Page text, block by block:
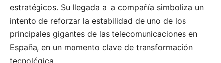
estratégicos. Su llegada a la compañía simboliza un
intento de reforzar la estabilidad de uno de los
principales gigantes de las telecomunicaciones en
España, en un momento clave de transformación
tecnológica.